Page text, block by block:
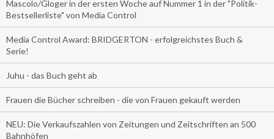
Mascolo/Gloger in der ersten Woche auf Nummer 1 in der "Politik-
Bestsellerliste" von Media Control
Media Control Award: BRIDGERTON - erfolgreichstes Buch &
Serie!
Juhu - das Buch geht ab
Frauen die Bücher schreiben - die von Frauen gekauft werden
NEU: Die Verkaufszahlen von Zeitungen und Zeitschriften an 500
Bahnhöfen